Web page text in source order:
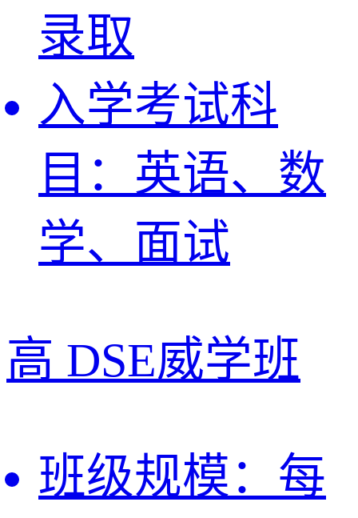
录取
入学考试科
目： 英语、数
学、面试
高 DSE威学班
班级规模： 每